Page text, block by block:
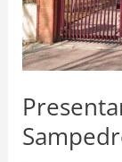
Sampedro